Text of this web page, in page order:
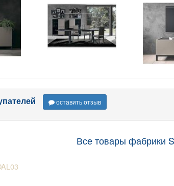
оставить отзыв
Все товары фабрики